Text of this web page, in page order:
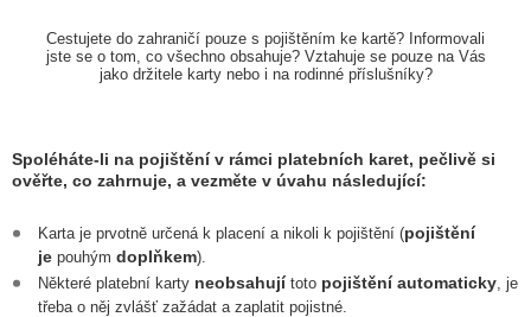
Cestujete do zahraničí pouze s pojištěním ke kartě? Informovali
jste se o tom, co všechno obsahuje? Vztahuje se pouze na Vás
jako držitele karty nebo i na rodinné příslušníky?
Spoléháte-li na pojištění v rámci platebních karet, pečlivě si
ověřte, co zahrnuje, a vezměte v úvahu následující:
Karta je prvotně určená k placení a nikoli k pojištění (pojištění
je pouhým doplňkem).
Některé platební karty neobsahují toto pojištění automaticky, je
třeba o něj zvlášť zažádat a zaplatit pojistné.